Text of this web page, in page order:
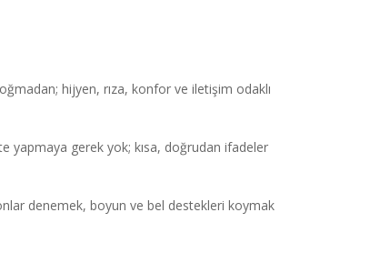
hijyen, rıza, konfor ve iletişim odaklı
yapmaya gerek yok; kısa, doğrudan ifadeler
denemek, boyun ve bel destekleri koymak